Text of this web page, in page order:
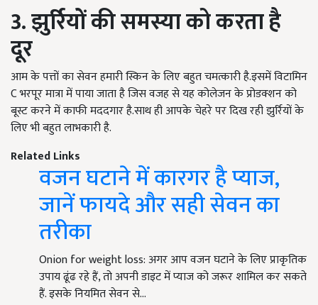
3. झुर्रियों की समस्या को करता है
दूर
आम के पत्तों का सेवन हमारी स्किन के लिए बहुत चमत्कारी है.इसमें विटामिन
C भरपूर मात्रा में पाया जाता है जिस वजह से यह कोलेजन के प्रोडक्शन को
बूस्ट करने में काफी मददगार है.साथ ही आपके चेहरे पर दिख रही झुर्रियों के
लिए भी बहुत लाभकारी है.
Related Links
वजन घटाने में कारगर है प्याज,
जानें फायदे और सही सेवन का
तरीका
Onion for weight loss: अगर आप वजन घटाने के लिए प्राकृतिक
उपाय ढूंढ रहे हैं, तो अपनी डाइट में प्याज को जरूर शामिल कर सकते
हैं. इसके नियमित सेवन से…